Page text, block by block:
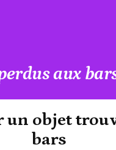
aux
un objet
bars
#A12AEB